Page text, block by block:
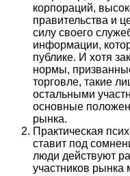
корпораций,
правительства и
силу своего
информации,
публике. И хотя
нормы,
торговле, такие
остальными
основные
рынка.
Практическая
ставит под
люди действуют
участников рынка